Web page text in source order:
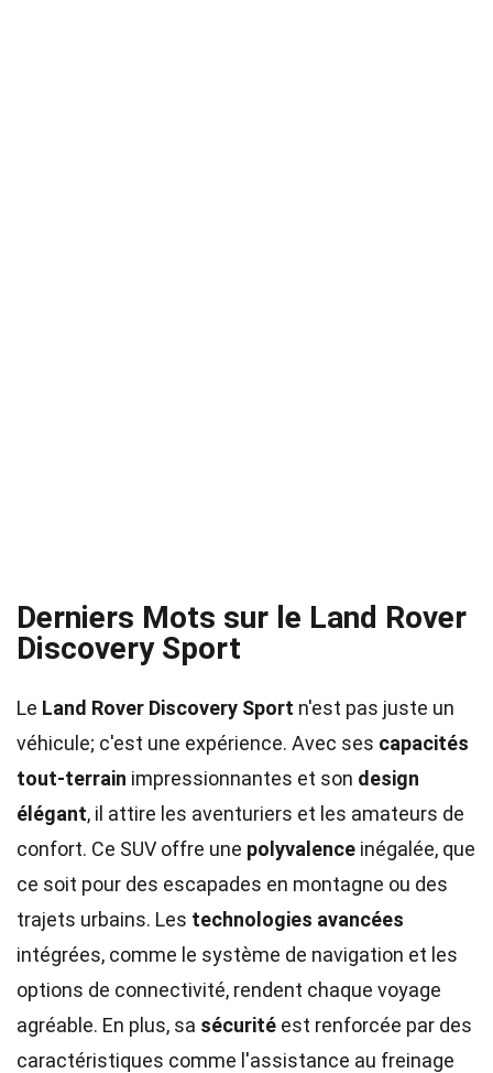
Derniers Mots sur le Land Rover
Discovery Sport
Le Land Rover Discovery Sport n'est pas juste un
véhicule; c'est une expérience. Avec ses capacités
tout-terrain impressionnantes et son design
élégant, il attire les aventuriers et les amateurs de
confort. Ce SUV offre une polyvalence inégalée, que
ce soit pour des escapades en montagne ou des
trajets urbains. Les technologies avancées
intégrées, comme le système de navigation et les
options de connectivité, rendent chaque voyage
agréable. En plus, sa sécurité est renforcée par des
caractéristiques comme l'assistance au freinage